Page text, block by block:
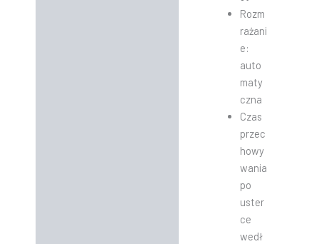
Rozm
rażani
e:
auto
maty
czna
Czas
przec
howy
wania
po
uster
ce
wedł